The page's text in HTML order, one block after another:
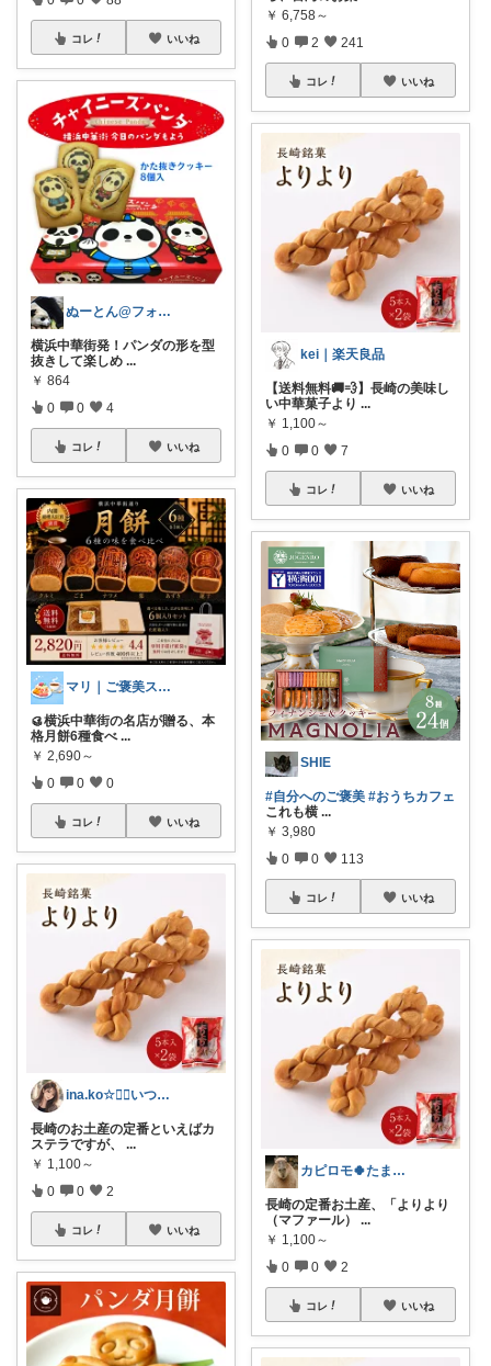
コレ いいね
ぬーとん@フォロバ100％
横浜中華街発！パンダの形を型
抜きして楽しめ ...
￥ 864
0 0 4
コレ いいね
マリ｜ご褒美スイーツとおうちカフェ✨
🥮横浜中華街の名店が贈る、本
格月餅6種食べ ...
￥ 2,690～
0 0 0
コレ いいね
ina.ko☆🧏‍♀️いつも感謝✨✨
長崎のお土産の定番といえばカ
ステラですが、
...
￥ 1,100～
0 0 2
コレ いいね
￥ 6,758～
0 2 241
コレ いいね
kei｜楽天良品
【送料無料🚚💨】長崎の美味し
い中華菓子より ...
￥ 1,100～
0 0 7
コレ いいね
SHIE
#自分へのご褒美 #おうちカフェ
これも横 ...
￥ 3,980
0 0 113
コレ いいね
カピロモ🍀たまにくすっと笑えるーむ🐾
長崎の定番お土産、「よりより
（マファール）
...
￥ 1,100～
0 0 2
コレ いいね